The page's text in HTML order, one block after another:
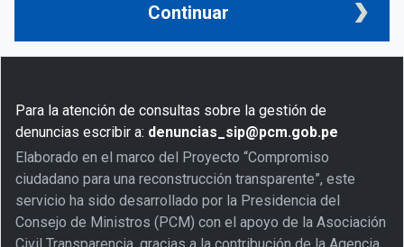
Continuar
Para la atención de consultas sobre la gestión de
denuncias escribir a: denuncias_sip@pcm.gob.pe
Elaborado en el marco del Proyecto “Compromiso
ciudadano para una reconstrucción transparente”, este
servicio ha sido desarrollado por la Presidencia del
Consejo de Ministros (PCM) con el apoyo de la Asociación